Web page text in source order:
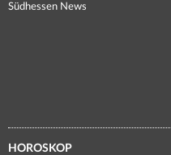
Südhessen News
HOROSKOP